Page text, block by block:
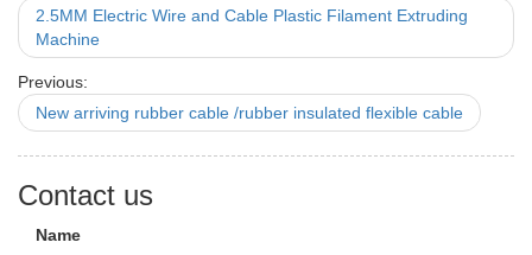
2.5MM Electric Wire and Cable Plastic Filament Extruding
Machine
Previous:
New arriving rubber cable /rubber insulated flexible cable
Contact us
Name